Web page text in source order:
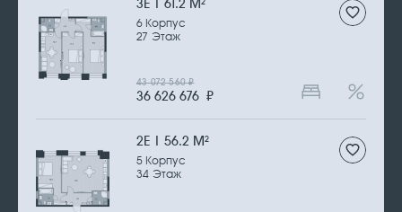
6 Корпус
27 Этаж
36 626 676 ₽
43 072 560₽
2Е | 56.2 М2
5 Корпус
34 Этаж